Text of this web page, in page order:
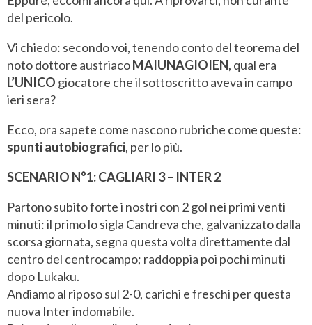
del pericolo.
Vi chiedo: secondo voi, tenendo conto del teorema del
noto dottore austriacoMAIUNAGIOIEN, qual era
L’UNICO giocatore che il sottoscritto aveva in campo
ieri sera?
Ecco, ora sapete come nascono rubriche come queste:
spunti autobiografici, per lo più.
SCENARIO N°1: CAGLIARI 3 – INTER 2
Partono subito forte i nostri con 2 gol nei primi venti
minuti: il primo lo sigla Candreva che, galvanizzato dalla
scorsa giornata, segna questa volta direttamente dal
centro del centrocampo; raddoppia poi pochi minuti
dopo Lukaku.
Andiamo al riposo sul 2-0, carichi e freschi per questa
nuova Inter indomabile.